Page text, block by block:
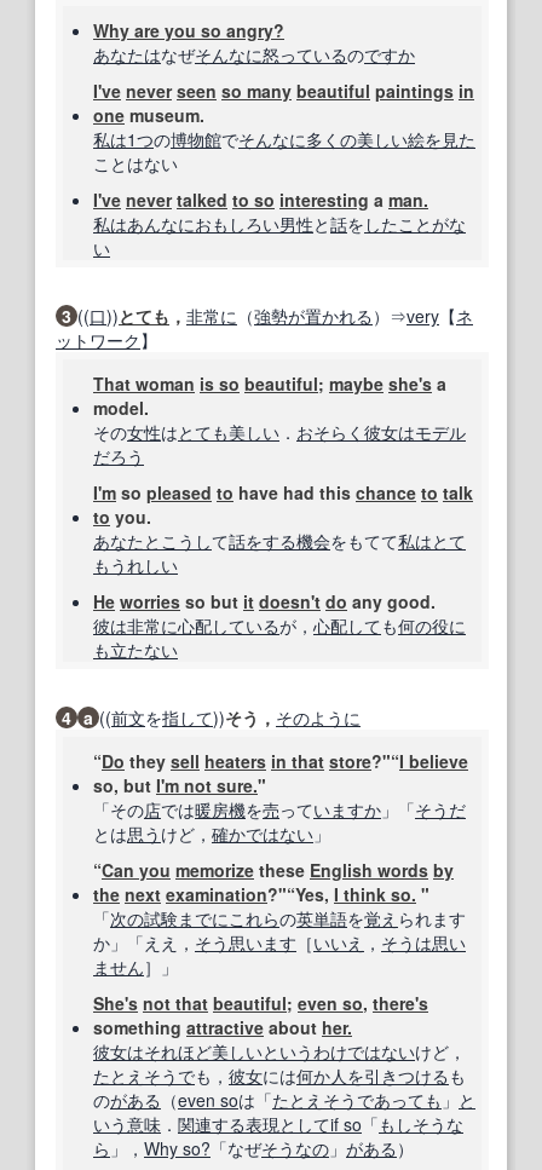
Why are you so angry?
あなたはなぜそんなに怒っているのですか
I've never seen so many beautiful paintings in
one museum.
私は1つの博物館でそんなに多くの美しい絵を見た
ことはない
I've never talked to so interesting a man.
私はあんなにおもしろい男性と話を したことがな
い
3 ((口))とても ， 非常に （強勢が置かれる ）⇒very 【ネ
ットワーク 】
That woman is so beautiful; maybe she's a
model.
その女性はとても美しい ． おそらく 彼女はモデル
だろう
I'm so pleased to have had this chance to talk
to you.
あなた とこうして話をする機会をもてて私はとて
も うれしい
He worries so but it doesn't do any good.
彼は非常に心配しているが， 心配しても何の役に
も立たない
4 a ((前文を指して))そう， そのように
“Do they sell heaters in that store?"“I believe
so, but I'm not sure."
「その店では暖房機を売っていますか 」「そうだ
とは思う けど， 確かではない 」
“Can you memorize these English words by
the next examination?"“Yes, I think so. "
「次の試験までに これらの英単語を覚え られます
か」「ええ， そう思います ［いいえ ， そうは思い
ません］」
She's not that beautiful; even so, there's
something attractive about her.
彼女はそれほど美しいというわけではないけど，
たとえ そうでも， 彼女には何か人を引きつける も
のがある （even soは「たとえ そうであっても 」 と
いう意味 ． 関連する表現 としてif so 「もしそうな
ら 」， Why so? 「なぜそうなの 」 がある ）